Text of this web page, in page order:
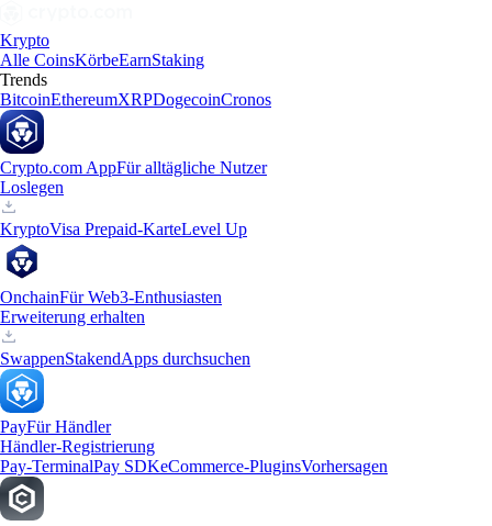
Krypto
Alle CoinsKörbeEarnStaking
Trends
BitcoinEthereumXRPDogecoinCronos
Crypto.com AppFür alltägliche Nutzer
Loslegen
KryptoVisa Prepaid-KarteLevel Up
OnchainFür Web3-Enthusiasten
Erweiterung erhalten
SwappenStakendApps durchsuchen
PayFür Händler
Händler-Registrierung
Pay-TerminalPay SDKeCommerce-PluginsVorhersagen